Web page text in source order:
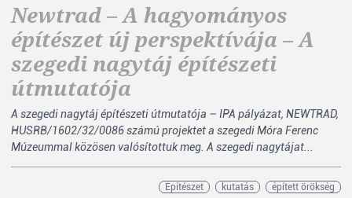
Newtrad – A hagyományos
építészet új perspektívája – A
szegedi nagytáj építészeti
útmutatója
A szegedi nagytáj építészeti útmutatója – IPA pályázat, NEWTRAD,
HUSRB/1602/32/0086 számú projektet a szegedi Móra Ferenc
Múzeummal közösen valósítottuk meg. A szegedi nagytájat...
Építészet kutatás épített örökség